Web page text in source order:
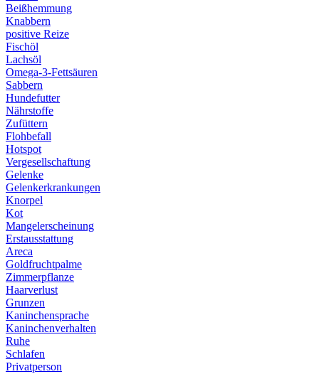
Beißhemmung
Knabbern
positive Reize
Fischöl
Lachsöl
Omega-3-Fettsäuren
Sabbern
Hundefutter
Nährstoffe
Zufüttern
Flohbefall
Hotspot
Vergesellschaftung
Gelenke
Gelenkerkrankungen
Knorpel
Kot
Mangelerscheinung
Erstausstattung
Areca
Goldfruchtpalme
Zimmerpflanze
Haarverlust
Grunzen
Kaninchensprache
Kaninchenverhalten
Ruhe
Schlafen
Privatperson